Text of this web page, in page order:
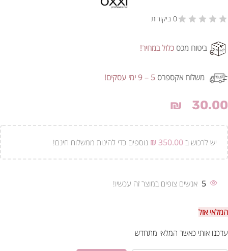
0 ביקורות
ביטוח מכס כלול במחיר!
משלוח אקספרס 5 – 9 ימי עסקים!
₪ 30.00
יש לרכוש ב ₪ 350.00 נוספים כדי להינות ממשלוח חינם!
5 אנשים צופים במוצר זה עכשיו!
המלאי אזל
עדכנו אותי כאשר המלאי מתחדש